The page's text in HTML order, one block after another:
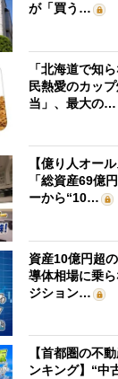
が「買う…
「北海道で知
民熱愛のカッ
当」、最大の…
【億り人オー
「総資産69億
ーから“10…
資産10億円超
導体相場に乗
ジション…
【首都圏の不
ンキング】“中